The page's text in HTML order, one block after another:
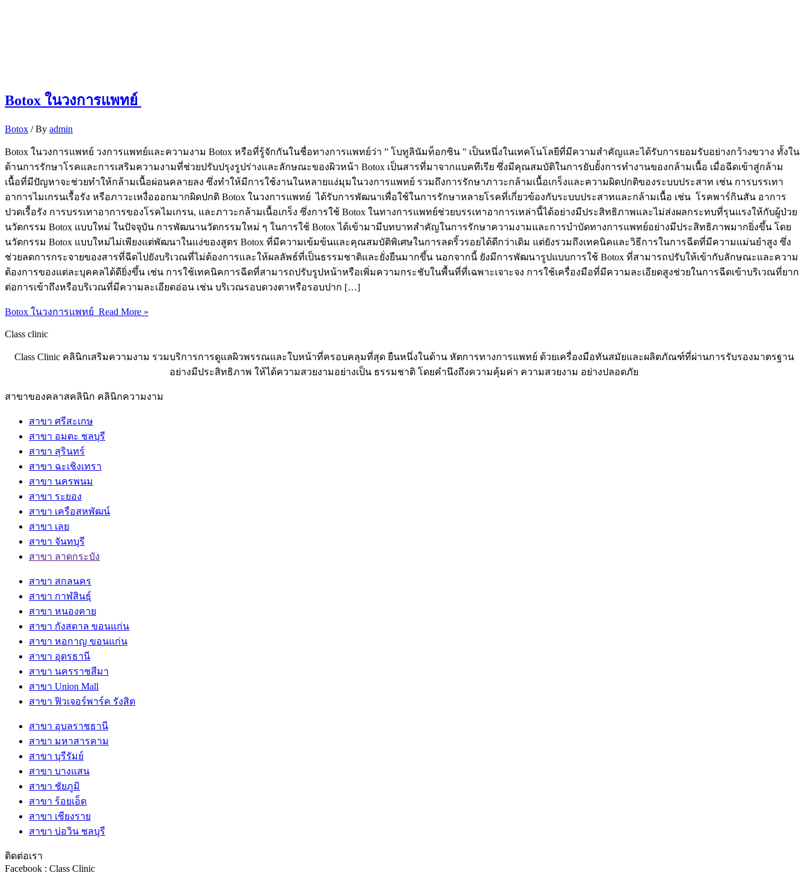
Botox ในวงการแพทย์
Botox / By admin
Botox ในวงการแพทย์ วงการแพทย์และความงาม Botox หรือที่รู้จักกันในชื่อทางการแพทย์ว่า ” โบทูลินัมท็อกซิน ” เป็นหนึ่งในเทคโนโลยีที่มีความสำคัญและได้รับการยอมรับอย่างกว้างขวาง ทั้งใน
ด้านการรักษาโรคและการเสริมความงามที่ช่วยปรับปรุงรูปร่างและลักษณะของผิวหน้า Botox เป็นสารที่มาจากแบคทีเรีย ซึ่งมีคุณสมบัติในการยับยั้งการทำงานของกล้ามเนื้อ เมื่อฉีดเข้าสู่กล้าม
เนื้อที่มีปัญหาจะช่วยทำให้กล้ามเนื้อผ่อนคลายลง ซึ่งทำให้มีการใช้งานในหลายแง่มุมในวงการแพทย์ รวมถึงการรักษาภาวะกล้ามเนื้อเกร็งและความผิดปกติของระบบประสาท เช่น การบรรเทา
อาการไมเกรนเรื้อรัง หรือภาวะเหงื่อออกมากผิดปกติ Botox ในวงการแพทย์ ได้รับการพัฒนาเพื่อใช้ในการรักษาหลายโรคที่เกี่ยวข้องกับระบบประสาทและกล้ามเนื้อ เช่น โรคพาร์กินสัน อาการ
ปวดเรื้อรัง การบรรเทาอาการของโรคไมเกรน, และภาวะกล้ามเนื้อเกร็ง ซึ่งการใช้ Botox ในทางการแพทย์ช่วยบรรเทาอาการเหล่านี้ได้อย่างมีประสิทธิภาพและไม่ส่งผลกระทบที่รุนแรงให้กับผู้ป่วย
นวัตกรรม Botox แบบใหม่ ในปัจจุบัน การพัฒนานวัตกรรมใหม่ ๆ ในการใช้ Botox ได้เข้ามามีบทบาทสำคัญในการรักษาความงามและการบำบัดทางการแพทย์อย่างมีประสิทธิภาพมากยิ่งขึ้น โดย
นวัตกรรม Botox แบบใหม่ไม่เพียงแต่พัฒนาในแง่ของสูตร Botox ที่มีความเข้มข้นและคุณสมบัติพิเศษในการลดริ้วรอยได้ดีกว่าเดิม แต่ยังรวมถึงเทคนิคและวิธีการในการฉีดที่มีความแม่นยำสูง ซึ่ง
ช่วยลดการกระจายของสารที่ฉีดไปยังบริเวณที่ไม่ต้องการและให้ผลลัพธ์ที่เป็นธรรมชาติและยั่งยืนมากขึ้น นอกจากนี้ ยังมีการพัฒนารูปแบบการใช้ Botox ที่สามารถปรับให้เข้ากับลักษณะและความ
ต้องการของแต่ละบุคคลได้ดียิ่งขึ้น เช่น การใช้เทคนิคการฉีดที่สามารถปรับรูปหน้าหรือเพิ่มความกระชับในพื้นที่ที่เฉพาะเจาะจง การใช้เครื่องมือที่มีความละเอียดสูงช่วยในการฉีดเข้าบริเวณที่ยาก
ต่อการเข้าถึงหรือบริเวณที่มีความละเอียดอ่อน เช่น บริเวณรอบดวงตาหรือรอบปาก […]
Botox ในวงการแพทย์ Read More »
Class clinic
Class Clinic คลินิกเสริมความงาม รวมบริการการดูแลผิวพรรณและใบหน้าที่ครอบคลุมที่สุด ยืนหนึ่งในด้าน หัตการทางการแพทย์ ด้วยเครื่องมือทันสมัยและผลิตภัณฑ์ที่ผ่านการรับรองมาตรฐาน
อย่างมีประสิทธิภาพ ให้ได้ความสวยงามอย่างเป็น ธรรมชาติ โดยคำนึงถึงความคุ้มค่า ความสวยงาม อย่างปลอดภัย
สาขาของคลาสคลินิก คลินิกความงาม
สาขา ศรีสะเกษ
สาขา อมตะ ชลบุรี
สาขา สุรินทร์
สาขา ฉะเชิงเทรา
สาขา นครพนม
สาขา ระยอง
สาขา เครือสหพัฒน์
สาขา เลย
สาขา จันทบุรี
สาขา ลาดกระบัง
สาขา สกลนคร
สาขา กาฬสินธุ์
สาขา หนองคาย
สาขา กังสดาล ขอนแก่น
สาขา หอกาญ ขอนแก่น
สาขา อุดรธานี
สาขา นครราชสีมา
สาขา Union Mall
สาขา ฟิวเจอร์พาร์ค รังสิต
สาขา อุบลราชธานี
สาขา มหาสารคาม
สาขา บุรีรัมย์
สาขา บางแสน
สาขา ชัยภูมิ
สาขา ร้อยเอ็ด
สาขา เชียงราย
สาขา บ่อวิน ชลบุรี
ติดต่อเรา
Facebook : Class Clinic